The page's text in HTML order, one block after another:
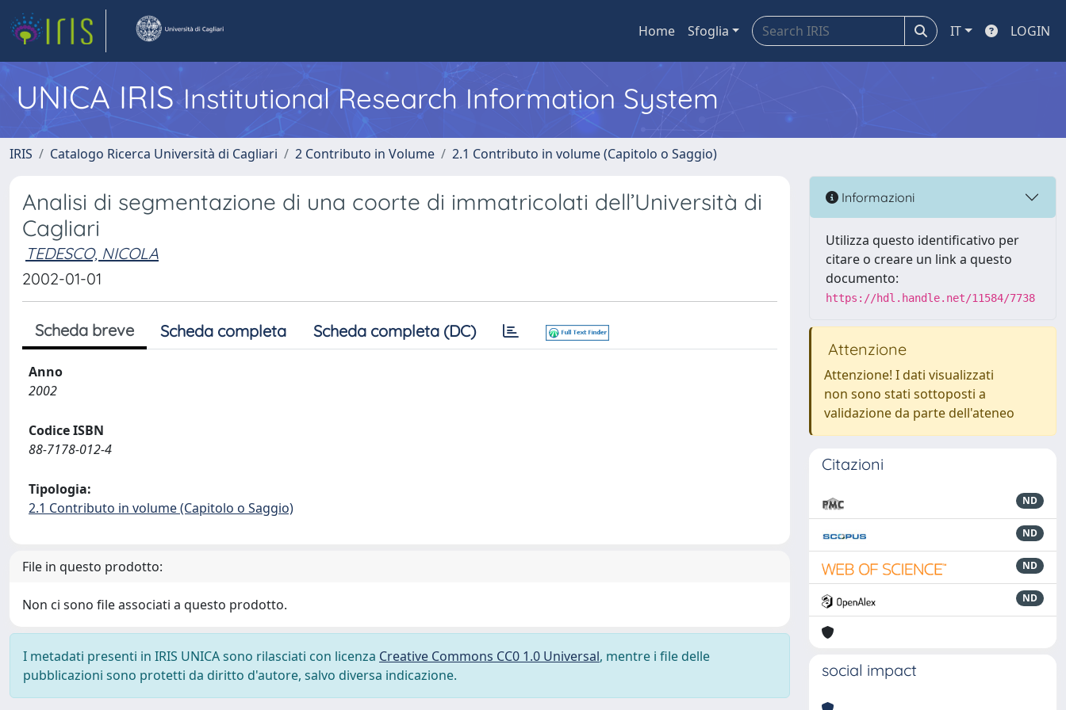
Home Sfoglia IT LOGIN
UNICA IRISInstitutional Research Information System
IRIS Catalogo Ricerca Università di Cagliari 2 Contributo in Volume 2.1 Contributo in volume (Capitolo o Saggio)
Analisi di segmentazione di una coorte di immatricolati dell’Università di
Cagliari
TEDESCO, NICOLA
2002-01-01
Scheda breve Scheda completa Scheda completa (DC)
Anno
2002
Codice ISBN
88-7178-012-4
Tipologia:
2.1 Contributo in volume (Capitolo o Saggio)
File in questo prodotto:
Non ci sono file associati a questo prodotto.
I metadati presenti in IRIS UNICA sono rilasciati con licenza Creative Commons CC0 1.0 Universal, mentre i file delle
pubblicazioni sono protetti da diritto d'autore, salvo diversa indicazione.
Informazioni
Utilizza questo identificativo per
citare o creare un link a questo
documento:
https://hdl.handle.net/11584/7738
Attenzione
Attenzione! I dati visualizzati
non sono stati sottoposti a
validazione da parte dell'ateneo
Citazioni
ND
ND
ND
ND
social impact